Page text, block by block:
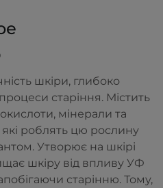
шкіри, глибоко
старіння. Містить
мінерали та
які роблять цю рослину
Утворює на шкірі
шкіру від впливу УФ
старінню. Тому,